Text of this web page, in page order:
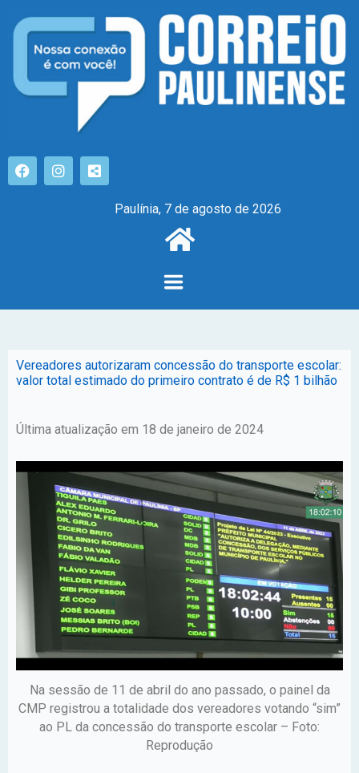
Paulínia, 7 de agosto de 2026
Vereadores autorizaram concessão do transporte escolar:
valor total estimado do primeiro contrato é de R$ 1 bilhão
Última atualização em 18 de janeiro de 2024
Na sessão de 11 de abril do ano passado, o painel da
CMP registrou a totalidade dos vereadores votando “sim”
ao PL da concessão do transporte escolar – Foto:
Reprodução